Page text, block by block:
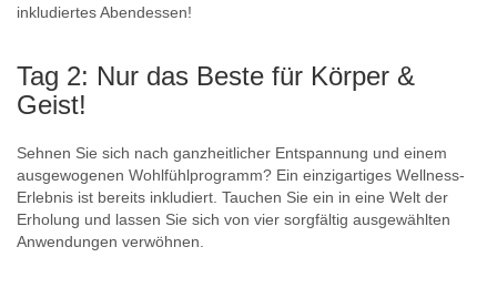
inkludiertes Abendessen!
Tag 2: Nur das Beste für Körper &
Geist!
Sehnen Sie sich nach ganzheitlicher Entspannung und einem
ausgewogenen Wohlfühlprogramm? Ein einzigartiges Wellness-
Erlebnis ist bereits inkludiert. Tauchen Sie ein in eine Welt der
Erholung und lassen Sie sich von vier sorgfältig ausgewählten
Anwendungen verwöhnen.